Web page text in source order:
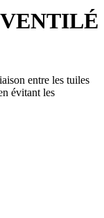
entre les tuiles
évitant les